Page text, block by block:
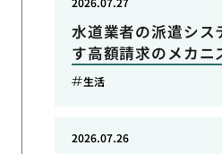
水道業者の派遣シス
す高額請求のメカニ
生活
2026.07.26